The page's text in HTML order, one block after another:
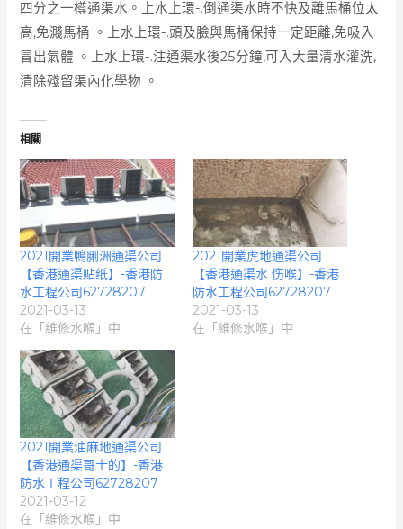
四分之一樽通渠水。上水上環-.倒通渠水時不快及離馬桶位太
高,免濺馬桶 。上水上環-.頭及臉與馬桶保持一定距離,免吸入
冒出氣體 。上水上環-.注通渠水後25分鐘,可入大量清水灌洗,
清除殘留渠內化學物 。
相關
2021開業鴨脷洲通渠公司
【香港通渠贴纸】-香港防
水工程公司62728207
2021-03-13
在「維修水喉」中
2021開業虎地通渠公司
【香港通渠水 伤喉】-香港
防水工程公司62728207
2021-03-13
在「維修水喉」中
2021開業油麻地通渠公司
【香港通渠哥士的】-香港
防水工程公司62728207
2021-03-12
在「維修水喉」中